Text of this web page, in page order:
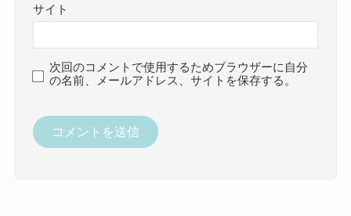
サイト
次回のコメントで使用するためブラウザーに自分
の名前、メールアドレス、サイトを保存する。